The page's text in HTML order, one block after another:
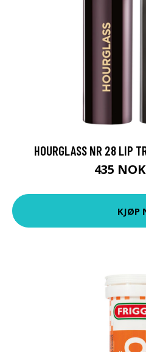
HOURGLASS NR 28 LIP
435 NOK
KJØP